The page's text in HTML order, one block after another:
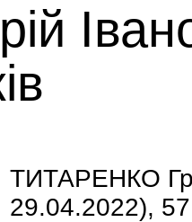
ТИТАРЕНКО
29.04.2022), 57